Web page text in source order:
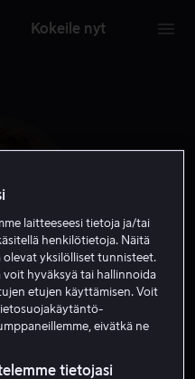
Kokeile nyt
Brown
Vieras
laitteeseesi tietoja ja/tai
henkilötietoja. Näitä
olevat yksilölliset tunnisteet.
voit hyväksyä tai hallinnoida
etujen käyttämisen. Voit
eivätkä ne
tietojasi